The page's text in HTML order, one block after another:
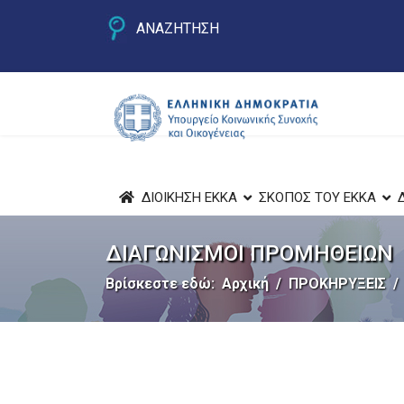
ΑΝΑΖΗΤΗΣΗ
ΔΙΟΙΚΗΣΗ ΕΚΚΑ ΣΚΟΠΟΣ ΤΟΥ ΕΚΚΑ
ΔΙΑΓΩΝΙΣΜΟΙ ΠΡΟΜΗΘΕΙΩΝ
Βρίσκεστε εδώ: Αρχική ΠΡΟΚΗΡΥΞΕΙΣ